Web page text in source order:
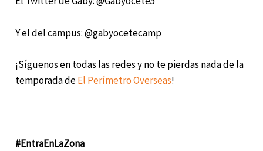
Y el del campus: @gabyocetecamp
¡Síguenos en todas las redes y no te pierdas nada de la
temporada deEl Perímetro Overseas!
#EntraEnLaZona